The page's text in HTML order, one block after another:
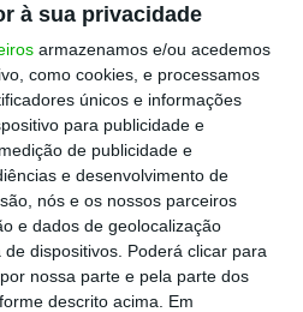
à sua privacidade
armazenamos e/ou acedemos
como cookies, e processamos
únicos e informações
para publicidade e
de publicidade e
e desenvolvimento de
nós e os nossos parceiros
e dados de geolocalização
dispositivos. Poderá clicar para
nossa parte e pela parte dos
descrito acima. Em
cada vez mais difícil,
baixos e asmás
, mas sobretudo porque
uma
responsabilidade
ser exigido para
e onde nem sequer
primeiro grau da carreira
esta manhã.